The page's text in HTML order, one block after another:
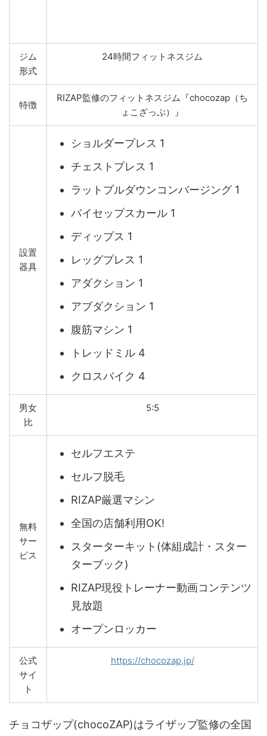
ジム
形式
24時間フィットネスジム
特徴
RIZAP監修のフィットネスジム『chocozap（ち
ょこざっぷ）』
設置
器具
ショルダープレス 1
チェストプレス 1
ラットプルダウンコンバージング 1
バイセップスカール 1
ディップス 1
レッグプレス 1
アダクション 1
アブダクション 1
腹筋マシン 1
トレッドミル 4
クロスバイク 4
男女
比
5:5
無料
サー
ビス
セルフエステ
セルフ脱毛
RIZAP厳選マシン
全国の店舗利用OK!
スターターキット(体組成計・スター
ターブック)
RIZAP現役トレーナー動画コンテンツ
見放題
オープンロッカー
公式
サイ
ト
https://chocozap.jp/
チョコザップ(chocoZAP)はライザップ監修の全国